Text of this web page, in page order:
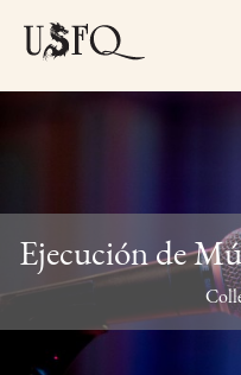
Previous
Ejecución de